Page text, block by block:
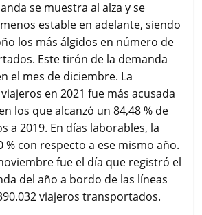
se muestra al alza y se
estable en adelante, siendo
los más álgidos en número de
Este tirón de la demanda
el mes de diciembre. La
en 2021 fue más acusada
los que alcanzó un 84,48 % de
a 2019. En días laborables, la
% con respecto a ese mismo año.
fue el día que registró el
del año a bordo de las líneas
viajeros transportados.